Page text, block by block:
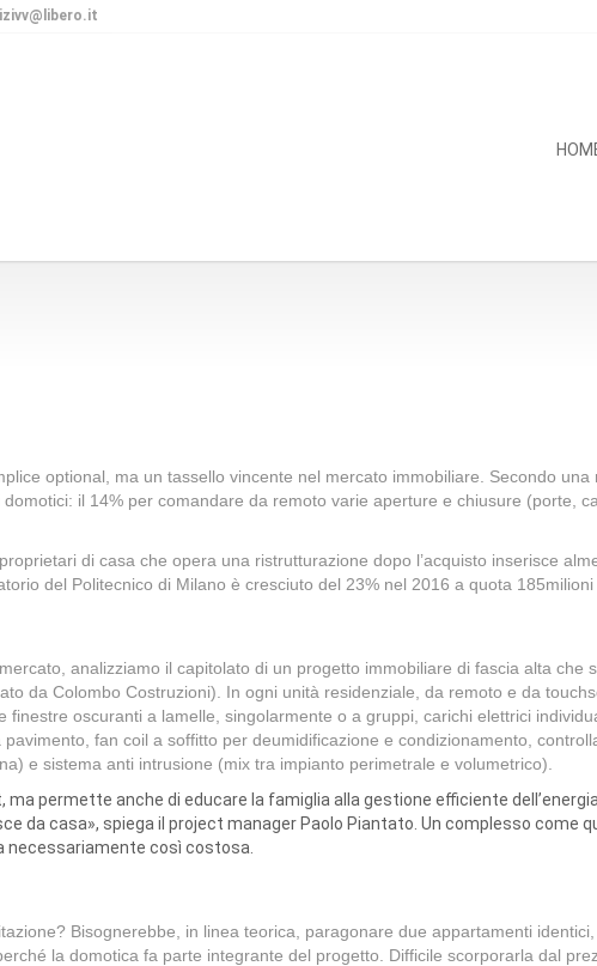
optional, ma un tassello vincente nel mercato immobiliare. Secondo
il 14% per comandare da remoto varie aperture e chiusure (porte,
di casa che opera una ristrutturazione dopo l’acquisto inserisce
del Politecnico di Milano è cresciuto del 23% nel 2016 a quota
analizziamo il capitolato di un progetto immobiliare di fascia alta che
da Colombo Costruzioni). In ogni unità residenziale, da remoto e da
oscuranti a lamelle, singolarmente o a gruppi, carichi elettrici
fan coil a soffitto per deumidificazione e condizionamento,
e sistema anti intrusione (mix tra impianto perimetrale e volumetrico).
permette anche di educare la famiglia alla gestione efficiente
da casa», spiega il project manager Paolo Piantato. Un complesso come
necessariamente così costosa.
Bisognerebbe, in linea teorica, paragonare due appartamenti
la domotica fa parte integrante del progetto. Difficile scorporarla dal